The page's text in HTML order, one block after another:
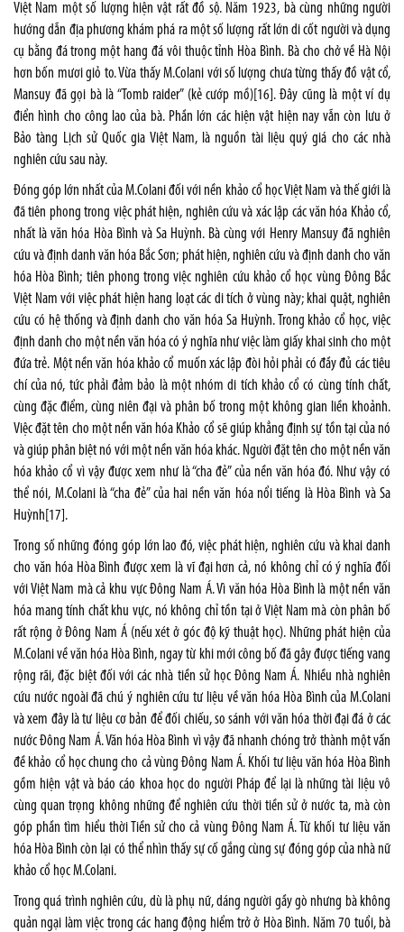
Việt Nam một số lượng hiện vật rất đồ sộ. Năm 1923, bà cùng những người
hướng dẫn địa phương khám phá ra một số lượng rất lớn di cốt người và dụng
cụ bằng đá trong một hang đá vôi thuộc tỉnh Hòa Bình. Bà cho chở về Hà Nội
hơn bốn mươi giỏ to. Vừa thấy M.Colani với số lượng chưa từng thấy đồ vật cổ,
Mansuy đã gọi bà là “Tomb raider” (kẻ cướp mồ)[16] . Đây cũng là một ví dụ
điển hình cho công lao của bà. Phần lớn các hiện vật hiện nay vẫn còn lưu ở
Bảo tàng Lịch sử Quốc gia Việt Nam, là nguồn tài liệu quý giá cho các nhà
nghiên cứu sau này.
Đóng góp lớn nhất của M.Colani đối với nền khảo cổ học Việt Nam và thế giới là
đã tiên phong trong việc phát hiện, nghiên cứu và xác lập các văn hóa Khảo cổ,
nhất là văn hóa Hòa Bình và Sa Huỳnh. Bà cùng với Henry Mansuy đã nghiên
cứu và định danh văn hóa Bắc Sơn; phát hiện, nghiên cứu và định danh cho văn
hóa Hòa Bình; tiên phong trong việc nghiên cứu khảo cổ học vùng Đông Bắc
Việt Nam với việc phát hiện hang loạt các di tích ở vùng này; khai quật, nghiên
cứu có hệ thống và định danh cho văn hóa Sa Huỳnh. Trong khảo cổ học, việc
định danh cho một nền văn hóa có ý nghĩa như việc làm giấy khai sinh cho một
đứa trẻ. Một nền văn hóa khảo cổ muốn xác lập đòi hỏi phải có đầy đủ các tiêu
chí của nó, tức phải đảm bảo là một nhóm di tích khảo cổ có cùng tính chất,
cùng đặc điểm, cùng niên đại và phân bố trong một không gian liền khoảnh.
Việc đặt tên cho một nền văn hóa Khảo cổ sẽ giúp khẳng định sự tồn tại của nó
và giúp phân biệt nó với một nền văn hóa khác. Người đặt tên cho một nền văn
hóa khảo cổ vì vậy được xem như là “cha đẻ” của nền văn hóa đó. Như vậy có
thể nói, M.Colani là “cha đẻ” của hai nền văn hóa nổi tiếng là Hòa Bình và Sa
Huỳnh [17] .
Trong số những đóng góp lớn lao đó, việc phát hiện, nghiên cứu và khai danh
cho văn hóa Hòa Bình được xem là vĩ đại hơn cả, nó không chỉ có ý nghĩa đối
với Việt Nam mà cả khu vực Đông Nam Á. Vì văn hóa Hòa Bình là một nền văn
hóa mang tính chất khu vực, nó không chỉ tồn tại ở Việt Nam mà còn phân bố
rất rộng ở Đông Nam Á (nếu xét ở góc độ kỹ thuật học). Những phát hiện của
M.Colani về văn hóa Hòa Bình, ngay từ khi mới công bố đã gây được tiếng vang
rộng rãi, đặc biệt đối với các nhà tiền sử học Đông Nam Á. Nhiều nhà nghiên
cứu nước ngoài đã chú ý nghiên cứu tư liệu về văn hóa Hòa Bình của M.Colani
và xem đây là tư liệu cơ bản để đối chiếu, so sánh với văn hóa thời đại đá ở các
nước Đông Nam Á. Văn hóa Hòa Bình vì vậy đã nhanh chóng trở thành một vấn
đề khảo cổ học chung cho cả vùng Đông Nam Á. Khối tư liệu văn hóa Hòa Bình
gồm hiện vật và báo cáo khoa học do người Pháp để lại là những tài liệu vô
cùng quan trọng không những để nghiên cứu thời tiền sử ở nước ta, mà còn
góp phần tìm hiểu thời Tiền sử cho cả vùng Đông Nam Á. Từ khối tư liệu văn
hóa Hòa Bình còn lại có thể nhìn thấy sự cố gắng cùng sự đóng góp của nhà nữ
khảo cổ học M.Colani.
Trong quá trình nghiên cứu, dù là phụ nữ, dáng người gầy gò nhưng bà không
quản ngại làm việc trong các hang động hiểm trở ở Hòa Bình. Năm 70 tuổi, bà